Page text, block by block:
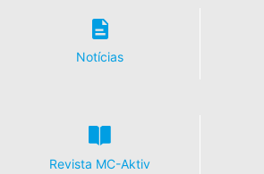
Notícias
Revista MC-Aktiv